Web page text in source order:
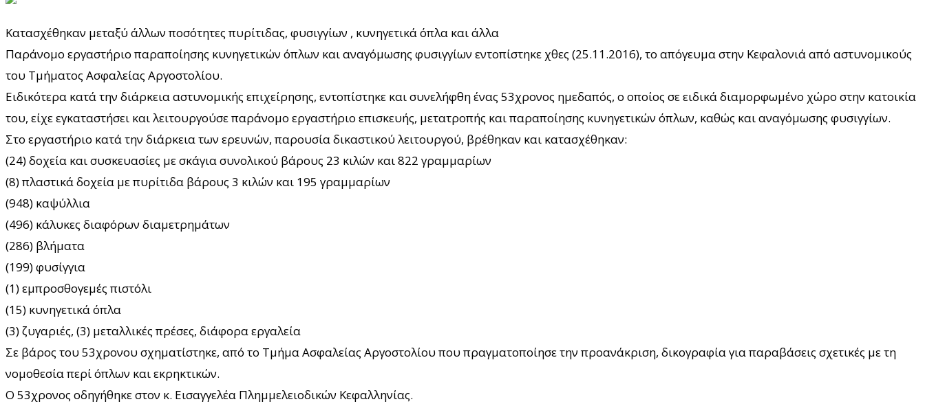
Κατασχέθηκαν μεταξύ άλλων ποσότητες πυρίτιδας, φυσιγγίων , κυνηγετικά όπλα και άλλα
Παράνομο εργαστήριο παραποίησης κυνηγετικών όπλων και αναγόμωσης φυσιγγίων εντοπίστηκε χθες (25.11.2016), το απόγευμα στην Κεφαλονιά από αστυνομικούς
του Τμήματος Ασφαλείας Αργοστολίου.
Ειδικότερα κατά την διάρκεια αστυνομικής επιχείρησης, εντοπίστηκε και συνελήφθη ένας 53χρονος ημεδαπός, ο οποίος σε ειδικά διαμορφωμένο χώρο στην κατοικία
του, είχε εγκαταστήσει και λειτουργούσε παράνομο εργαστήριο επισκευής, μετατροπής και παραποίησης κυνηγετικών όπλων, καθώς και αναγόμωσης φυσιγγίων.
Στο εργαστήριο κατά την διάρκεια των ερευνών, παρουσία δικαστικού λειτουργού, βρέθηκαν και κατασχέθηκαν:
(24) δοχεία και συσκευασίες με σκάγια συνολικού βάρους 23 κιλών και 822 γραμμαρίων
(8) πλαστικά δοχεία με πυρίτιδα βάρους 3 κιλών και 195 γραμμαρίων
(948) καψύλλια
(496) κάλυκες διαφόρων διαμετρημάτων
(286) βλήματα
(199) φυσίγγια
(1) εμπροσθογεμές πιστόλι
(15) κυνηγετικά όπλα
(3) ζυγαριές, (3) μεταλλικές πρέσες, διάφορα εργαλεία
Σε βάρος του 53χρονου σχηματίστηκε, από το Τμήμα Ασφαλείας Αργοστολίου που πραγματοποίησε την προανάκριση, δικογραφία για παραβάσεις σχετικές με τη
νομοθεσία περί όπλων και εκρηκτικών.
Ο 53χρονος οδηγήθηκε στον κ. Εισαγγελέα Πλημμελειοδικών Κεφαλληνίας.